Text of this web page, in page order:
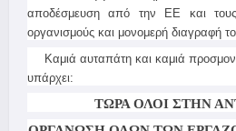
αποδέσμευση από την ΕΕ και τους
οργανισμούς και μονομερή διαγραφή
Καμιά αυταπάτη και καμιά
υπάρχει:
ΤΩΡΑ ΟΛΟΙ ΣΤΗΝ